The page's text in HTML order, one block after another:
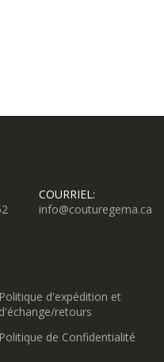
COURRIEL:
info@couturegema.ca
Politique d'expédition et
d'échange/retours
Politique de Confidentialité